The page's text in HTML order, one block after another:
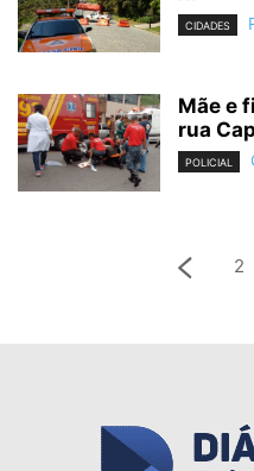
CIDADES
Mãe e
rua
POLICIAL
2